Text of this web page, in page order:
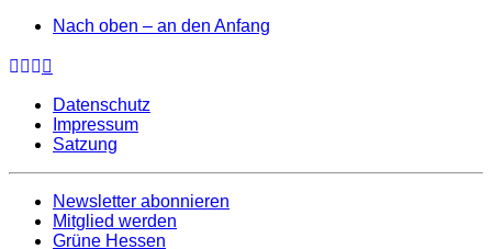
Nach oben – an den Anfang
Datenschutz
Impressum
Satzung
Newsletter abonnieren
Mitglied werden
Grüne Hessen